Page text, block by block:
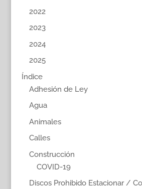
2022
2023
2024
2025
Índice
Adhesión de Ley
Agua
Animales
Calles
Construcción
COVID-19
Discos Prohibido Estacionar /